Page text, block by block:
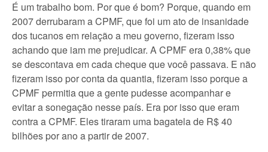
É um trabalho bom. Por que é bom? Porque, quando em
2007 derrubaram a CPMF, que foi um ato de insanidade
dos tucanos em relação a meu governo, fizeram isso
achando que iam me prejudicar. A CPMF era 0,38% que
se descontava em cada cheque que você passava. E não
fizeram isso por conta da quantia, fizeram isso porque a
CPMF permitia que a gente pudesse acompanhar e
evitar a sonegação nesse país. Era por isso que eram
contra a CPMF. Eles tiraram uma bagatela de R$ 40
bilhões por ano a partir de 2007.